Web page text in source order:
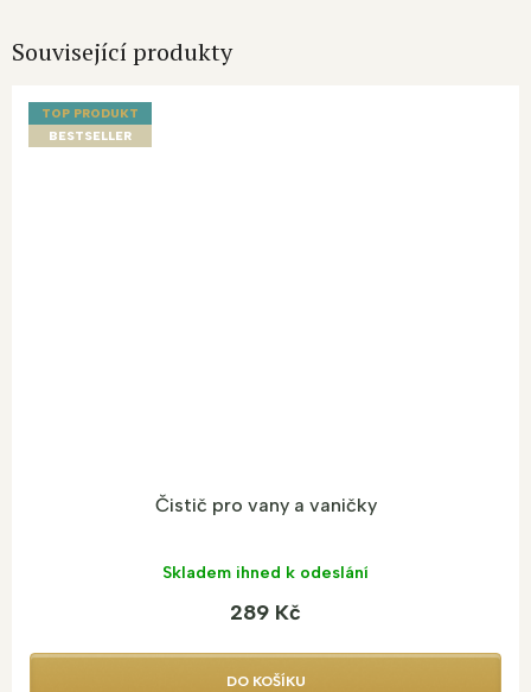
Související produkty
TOP PRODUKT
BESTSELLER
Čistič pro vany a vaničky
Skladem ihned k odeslání
289 Kč
DO KOŠÍKU